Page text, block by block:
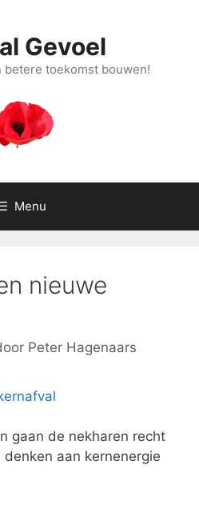
Gevoel
betere toekomst bouwen!
Menu
nieuwe
Peter Hagenaars
gaan de nekharen recht
aan kernenergie